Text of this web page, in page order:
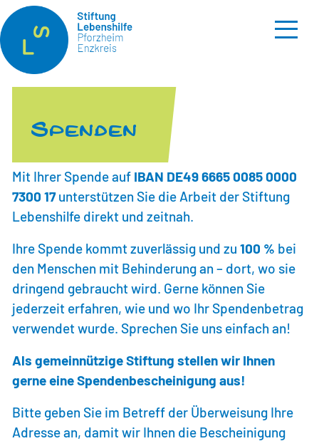
AKTUELLES
DIE STIFTUNG
UNSERE PROJEKTE
Spenden
Zustiftungen
Treuhandstiftungen
Erbeinsetzungen
HOME
Spenden
Mit Ihrer Spende auf IBAN DE49 6665 0085 0000
7300 17unterstützen Sie die Arbeit der Stiftung
Lebenshilfe direkt und zeitnah.
Ihre Spende kommt zuverlässig und zu 100 % bei
den Menschen mit Behinderung an – dort, wo sie
dringend gebraucht wird. Gerne können Sie
jederzeit erfahren, wie und wo Ihr Spendenbetrag
verwendet wurde. Sprechen Sie uns einfach an!
Als gemeinnützige Stiftung stellen wir Ihnen
gerne eine Spendenbescheinigung aus!
Bitte geben Sie im Betreff der Überweisung Ihre
Adresse an, damit wir Ihnen die Bescheinigung